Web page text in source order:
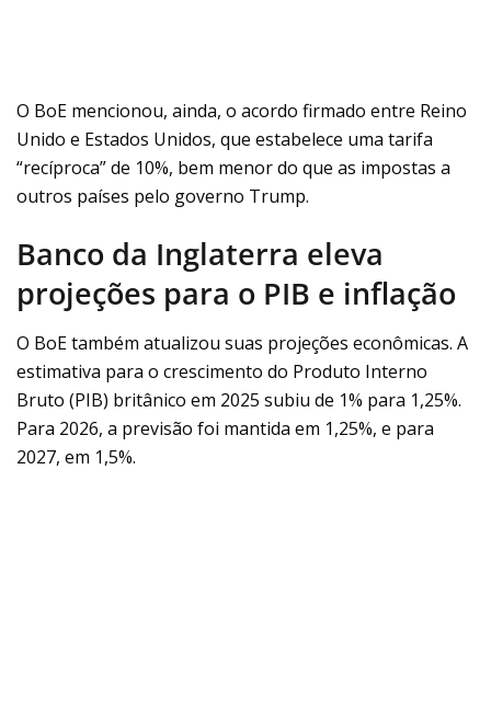
O BoE mencionou, ainda, o acordo firmado entre Reino
Unido e Estados Unidos, que estabelece uma tarifa
“recíproca” de 10%, bem menor do que as impostas a
outros países pelo governo Trump.
Banco da Inglaterra eleva
projeções para o PIB e inflação
O BoE também atualizou suas projeções econômicas. A
estimativa para o crescimento do Produto Interno
Bruto (PIB) britânico em 2025 subiu de 1% para 1,25%.
Para 2026, a previsão foi mantida em 1,25%, e para
2027, em 1,5%.